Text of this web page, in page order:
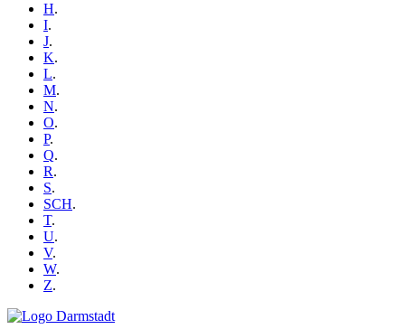
H.
I.
J.
K.
L.
M.
N.
O.
P.
Q.
R.
S.
SCH.
T.
U.
V.
W.
Z.